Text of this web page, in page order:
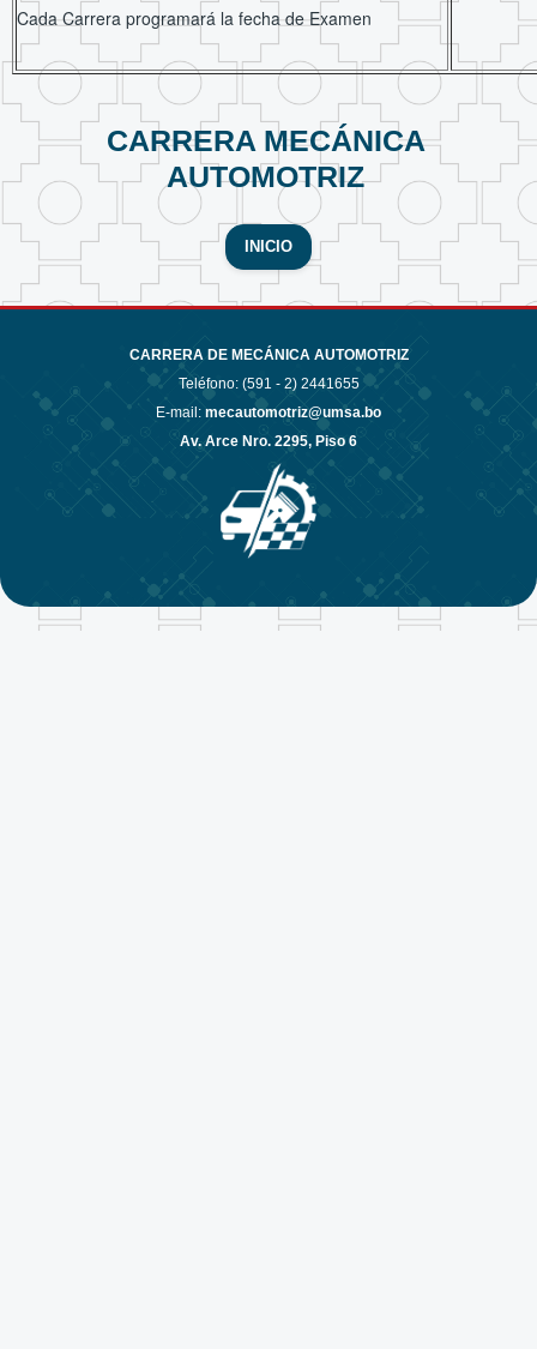
Cada Carrera programará la fecha de Examen
CARRERA MECÁNICA
AUTOMOTRIZ
INICIO
CARRERA DE MECÁNICA AUTOMOTRIZ
Teléfono: (591 - 2) 2441655
E-mail: mecautomotriz@umsa.bo
Av. Arce Nro. 2295, Piso 6